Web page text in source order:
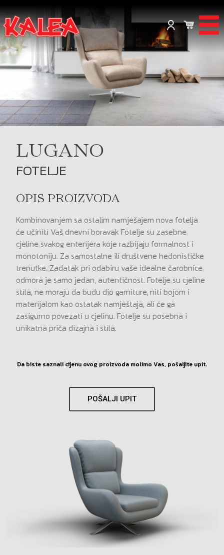
LUGANO
FOTELJE
OPIS PROIZVODA
Kombinovanjem sa ostalim namješajem nova fotelja
će učiniti Vaš dnevni boravak Fotelje su zasebne
cjeline svakog enterijera koje razbijaju formalnost i
monotoniju. Za samostalne ili društvene hedonističke
trenutke. Zadatak pri odabiru vaše idealne čarobnice
odmora je samo jedan, autentičnost. Fotelje su cjeline
stila, ne moraju da budu dio garniture, niti bojom i
materijalom kao ostatak namještaja, ali će ga
zasigurno povezati u cjelinu. Fotelje su posebna i
unikatna priča dizajna i stila.
Da biste saznali cijenu ovog proizvoda molimo Vas, pošaljite upit.
POŠALJI UPIT